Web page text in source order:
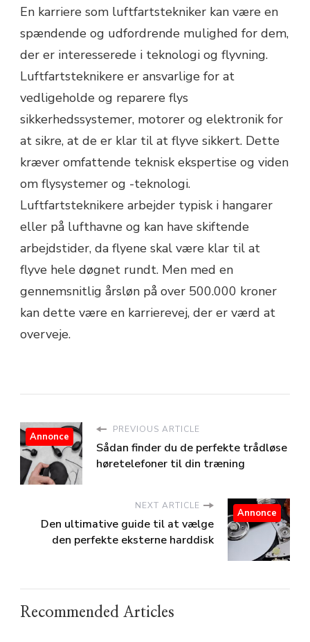
En karriere som luftfartstekniker kan være en
spændende og udfordrende mulighed for dem,
der er interesserede i teknologi og flyvning.
Luftfartsteknikere er ansvarlige for at
vedligeholde og reparere flys
sikkerhedssystemer, motorer og elektronik for
at sikre, at de er klar til at flyve sikkert. Dette
kræver omfattende teknisk ekspertise og viden
om flysystemer og -teknologi.
Luftfartsteknikere arbejder typisk i hangarer
eller på lufthavne og kan have skiftende
arbejdstider, da flyene skal være klar til at
flyve hele døgnet rundt. Men med en
gennemsnitlig årsløn på over 500.000 kroner
kan dette være en karrierevej, der er værd at
overveje.
PREVIOUS ARTICLE
Sådan finder du de perfekte trådløse
høretelefoner til din træning
Annonce
NEXT ARTICLE
Den ultimative guide til at vælge
den perfekte eksterne harddisk
Annonce
Recommended Articles